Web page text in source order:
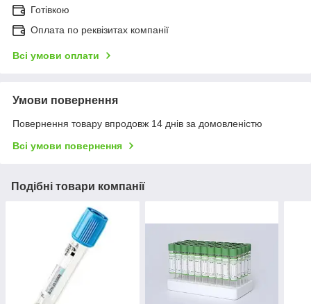
Готівкою
Оплата по реквізитах компанії
Всі умови оплати
Умови повернення
Повернення товару впродовж 14 днів за домовленістю
Всі умови повернення
Подібні товари компанії